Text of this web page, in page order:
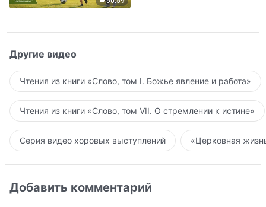
Другие видео
Чтения из книги «Слово, том I. Божье явление и работа»
Чтения из книги «Слово, том VII. О стремлении к истине»
Серия видео хоровых выступлений «Церковная
Добавить комментарий